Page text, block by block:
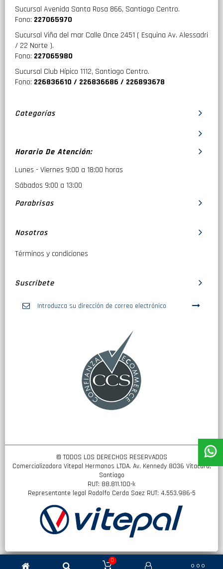
Sucursal Avenida Santa Rosa 866, Santiago Centro.
Fono: 227065970
Sucursal Viña del mar Calle Once 2451 ( Esquina Av. Alessadri
/ 22 Norte ).
Fono: 227065980
Sucursal Club Hípico 1112, Santiago Centro.
Fono: 226836610 / 226836686 / 226893678
Categorías
Horario De Atención:
Lunes - Viernes 9:00 a 18:00 horas
Sábados 9:00 a 13:00
Parabrisas
Nosotros
Términos y condiciones
Suscribete
© TODOS LOS DERECHOS RESERVADOS
Comercializadora Vitepal Hermanos LTDA. Av. Kennedy 8036 Vitacura,
Santiago
RUT: 88.811.100-k
Representante legal Rodolfo Cerda Saez RUT: 4.553.986-5
0